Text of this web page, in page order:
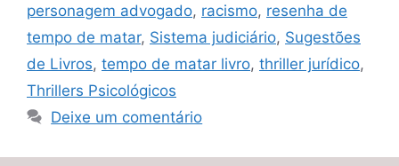
personagem advogado, racismo, resenha de
tempo de matar, Sistema judiciário, Sugestões
de Livros, tempo de matar livro, thriller jurídico,
Thrillers Psicológicos
Deixe um comentário